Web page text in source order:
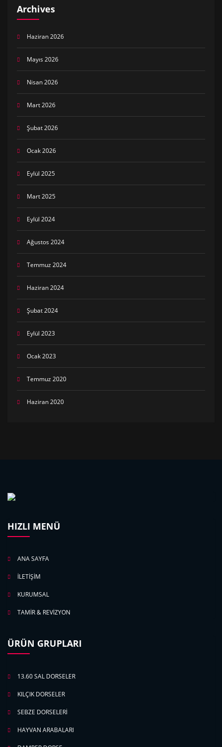
Archives
Haziran 2026
Mayıs 2026
Nisan 2026
Mart 2026
Şubat 2026
Ocak 2026
Eylül 2025
Mart 2025
Eylül 2024
Ağustos 2024
Temmuz 2024
Haziran 2024
Şubat 2024
Eylül 2023
Ocak 2023
Temmuz 2020
Haziran 2020
HIZLI MENÜ
ANA SAYFA
İLETİŞİM
KURUMSAL
TAMİR & REVİZYON
ÜRÜN GRUPLARI
13.60 SAL DORSELER
KILÇIK DORSELER
SEBZE DORSELERİ
HAYVAN ARABALARI